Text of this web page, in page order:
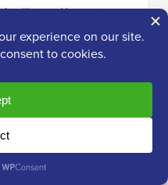
ンワン ソリューション
の PayPal 支払いを受
ンです。
プラグイン